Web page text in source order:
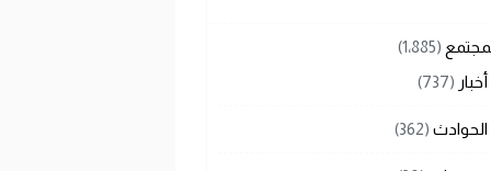
(1٬885)
أخبار (737)
الحوادث (362)